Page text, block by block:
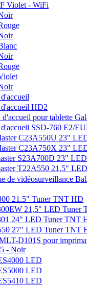
Violet - WiFi
d'accueil HD2
d'accueil pour tablette
d'accueil SSD-760 E2/
C23A550U 23"
C23A750X 23"
S23A700D 23"
T22A550 21,5"
de vidéosurveillance
21.5" Tuner TNT HD
21,5" LED Tuner
24" LED Tuner TNT
27" LED Tuner TNT
D101S pour
- Noir
LED
LED
LED